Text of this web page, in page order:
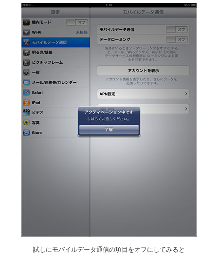
試しにモバイルデータ通信の項目をオフにしてみると